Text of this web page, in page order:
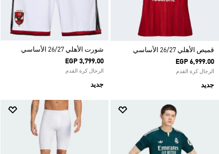
قميص الأهلي 26/27 الأساسي
EGP 6,999.00
الرجال كرة القدم
جديد
شورت الأهلي 26/27 الأساسي
EGP 3,799.00
الرجال كرة القدم
جديد